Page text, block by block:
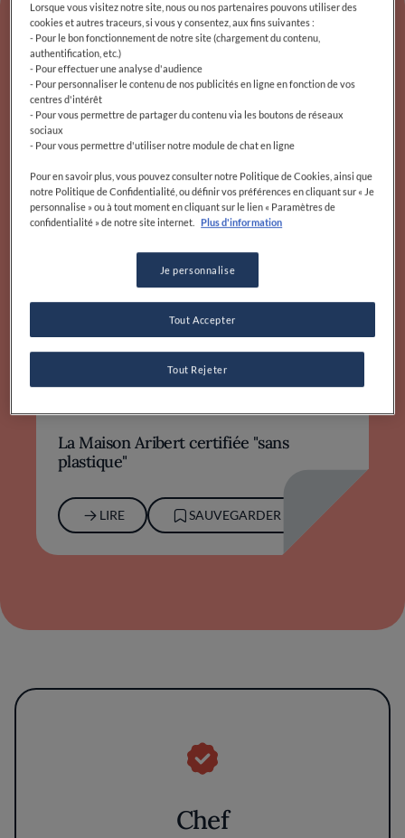
Nous parlons de Christophe
Aribert
La Maison Aribert certifiée "sans
plastique"
LIRE SAUVEGARDER
Chef
Lorsque vous visitez notre site, nous ou nos partenaires pouvons utiliser des
cookies et autres traceurs, si vous y consentez, aux fins suivantes :
- Pour le bon fonctionnement de notre site (chargement du contenu,
authentification, etc.)
- Pour effectuer une analyse d'audience
- Pour personnaliser le contenu de nos publicités en ligne en fonction de vos
centres d'intérêt
- Pour vous permettre de partager du contenu via les boutons de réseaux
sociaux
- Pour vous permettre d'utiliser notre module de chat en ligne
Pour en savoir plus, vous pouvez consulter notre Politique de Cookies, ainsi que
notre Politique de Confidentialité, ou définir vos préférences en cliquant sur « Je
personnalise » ou à tout moment en cliquant sur le lien « Paramètres de
confidentialité » de notre site internet.
Plus d'information
Je personnalise
Tout Rejeter
Tout Accepter